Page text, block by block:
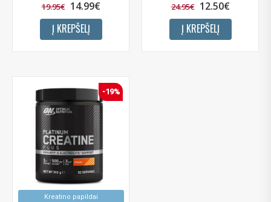
19.95€ 14.99€
Į KREPŠELĮ
24.95€ 12.50€
Į KREPŠELĮ
Kreatino papildai
-19%